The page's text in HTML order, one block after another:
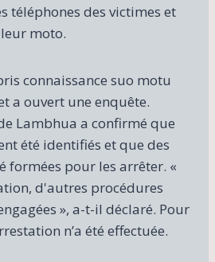
téléphones des victimes et
moto.
connaissance suo motu
a ouvert une enquête.
Lambhua a confirmé que
été identifiés et que des
formées pour les arrêter. «
d'autres procédures
», a-t-il déclaré. Pour
n’a été effectuée.